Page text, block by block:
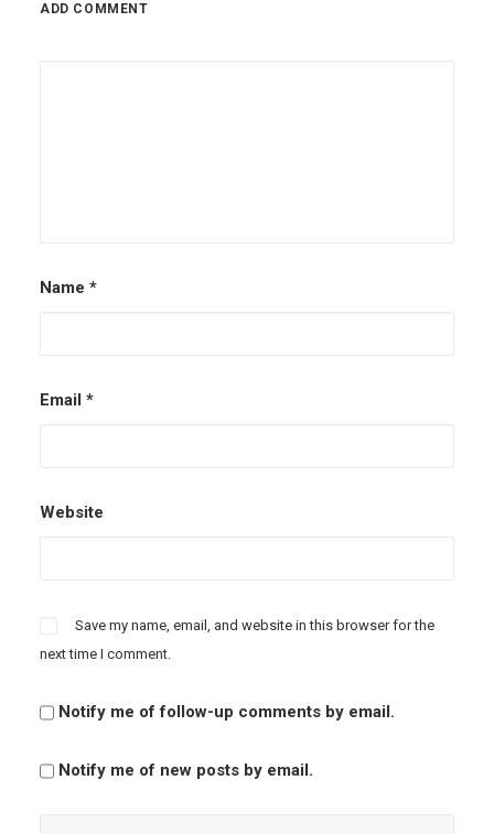
ADD COMMENT
Name *
Email *
Website
Save my name, email, and website in this browser for the
next time I comment.
Notify me of follow-up comments by email.
Notify me of new posts by email.